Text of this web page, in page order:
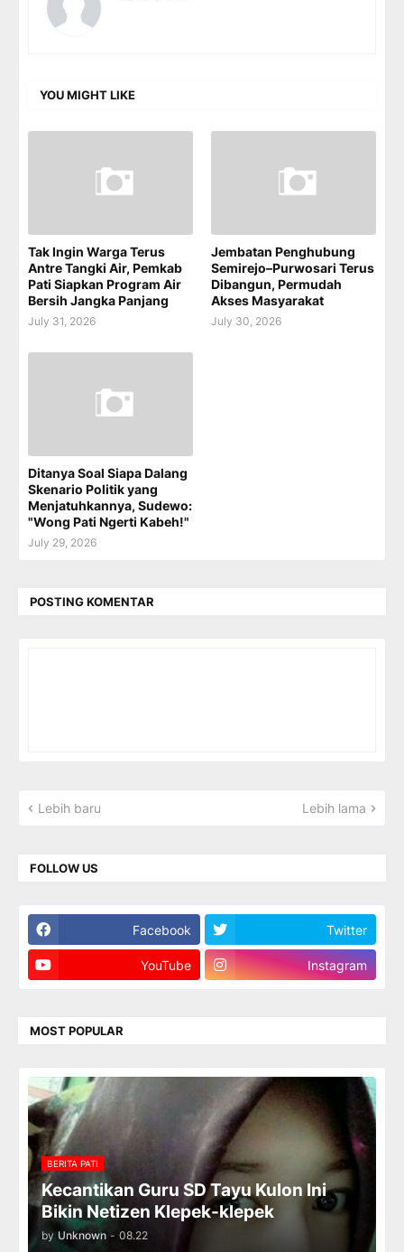
YOU MIGHT LIKE
Tak Ingin Warga Terus
Antre Tangki Air, Pemkab
Pati Siapkan Program Air
Bersih Jangka Panjang
July 31, 2026
Jembatan Penghubung
Semirejo–Purwosari Terus
Dibangun, Permudah
Akses Masyarakat
July 30, 2026
Ditanya Soal Siapa Dalang
Skenario Politik yang
Menjatuhkannya, Sudewo:
"Wong Pati Ngerti Kabeh!"
July 29, 2026
POSTING KOMENTAR
Lebih baru Lebih lama
FOLLOW US
Facebook Twitter
YouTube Instagram
MOST POPULAR
BERITA PATI
Kecantikan Guru SD Tayu Kulon Ini
Bikin Netizen Klepek-klepek
by Unknown - 08.22